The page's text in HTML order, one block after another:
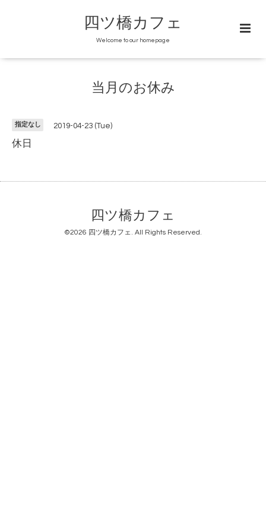
四ツ橋カフェ
Welcome to our homepage
当月のお休み
指定なし 2019-04-23 (Tue)
休日
四ツ橋カフェ
©2026 四ツ橋カフェ. All Rights Reserved.